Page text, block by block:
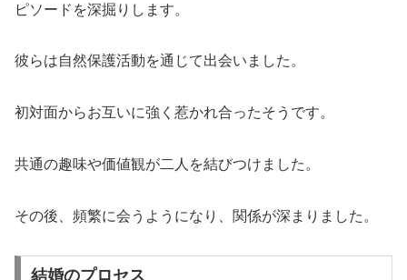
ピソードを深掘りします。
彼らは自然保護活動を通じて出会いました。
初対面からお互いに強く惹かれ合ったそうです。
共通の趣味や価値観が二人を結びつけました。
その後、頻繁に会うようになり、関係が深まりました。
結婚のプロセス